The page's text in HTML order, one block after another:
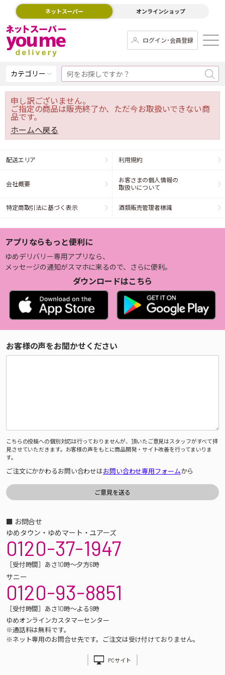
ネットスーパー オンラインショップ
ログイン･会員登録
カテゴリー
申し訳ございません。
ご指定の商品は販売終了か、ただ今お取扱いできない商
品です。
ホームへ戻る
配送エリア 利用規約
会社概要
お客さまの個人情報の
取扱いについて
特定商取引法に基づく表示 酒類販売管理者標識
アプリならもっと便利に
ゆめデリバリー専用アプリなら、
メッセージの通知がスマホに来るので、さらに便利。
ダウンロードはこちら
お客様の声をお聞かせください
こちらの投稿への個別対応は行っておりませんが、頂いたご意見はスタッフがすべて拝
見させていただきます。お客様の声をもとに商品開発・サイト改善を行ってまいりま
す。
ご注文にかかわるお問い合わせはお問い合わせ専用フォームから
■ お問合せ
ゆめタウン・ゆめマート・ユアーズ
0120-37-1947
［受付時間］あさ10時～夕方6時
サニー
0120-93-8851
［受付時間］あさ10時～よる9時
ゆめオンラインカスタマーセンター
※通話料は無料です。
※ネット専用のお問合せ先です。ご注文は受け付けておりません。
PCサイト